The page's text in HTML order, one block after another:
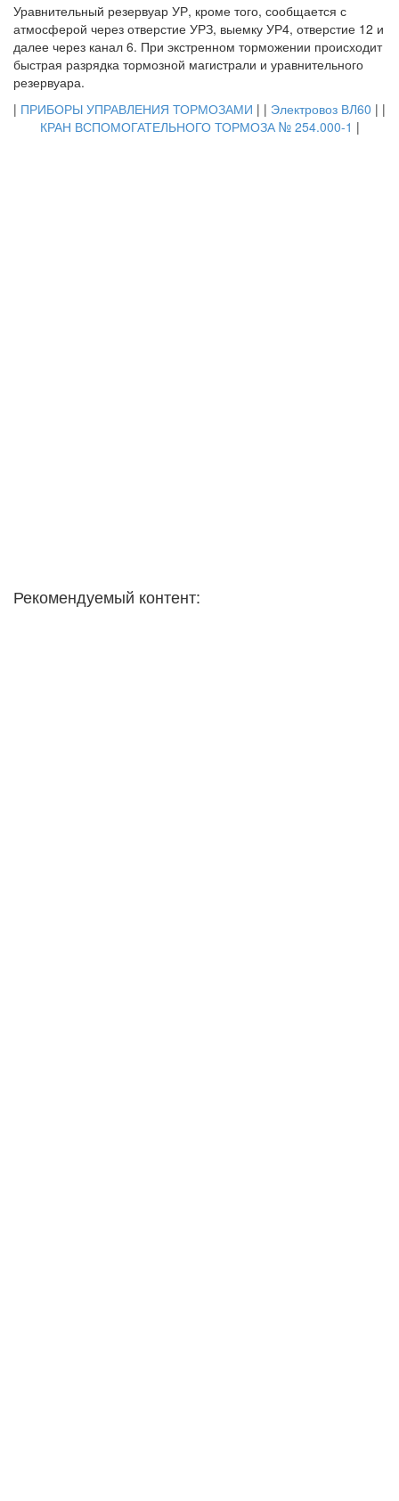
Уравнительный резервуар УР, кроме того, сообщается с
атмосферой через отверстие УРЗ, выемку УР4, отверстие 12 и
далее через канал 6. При экстренном торможении происходит
быстрая разрядка тормозной магистрали и уравнительного
резервуара.
| ПРИБОРЫ УПРАВЛЕНИЯ ТОРМОЗАМИ | | Электровоз ВЛ60 | |
КРАН ВСПОМОГАТЕЛЬНОГО ТОРМОЗА № 254.000-1 |
Рекомендуемый контент: